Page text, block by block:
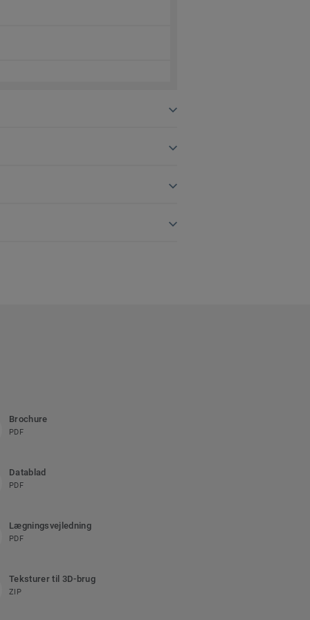
Brochure
PDF
Datablad
PDF
Lægningsvejledning
PDF
Teksturer til 3D-brug
ZIP